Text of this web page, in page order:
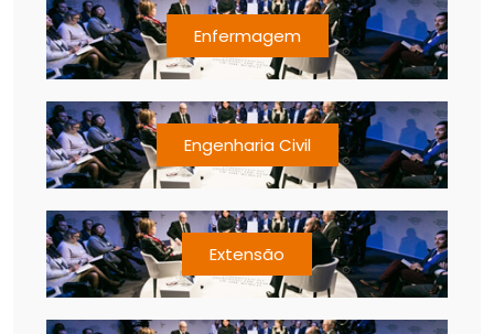
Enfermagem
Engenharia Civil
Extensão